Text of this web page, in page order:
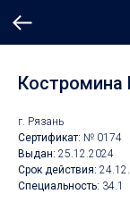
Костромина
г. Рязань
Сертификат: № 0174
Выдан: 25.12.2024
Срок действия:
Специальность: 34.1